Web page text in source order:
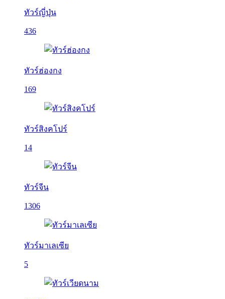
ทัวร์ญี่ปุ่น
436
ทัวร์ฮ่องกง
169
ทัวร์สิงคโปร์
14
ทัวร์จีน
1306
ทัวร์มาเลเซีย
5